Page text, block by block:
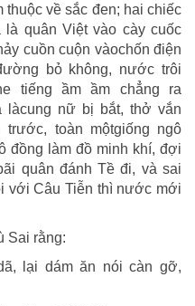
về sắc đen; hai chiếc
quân Việt vào cày cuốc
cuồn cuộn vàochốn điện
bỏ không, nước trôi
tiếng ầm ầm chẳng ra
làcung nữ bị bắt, thở vắn
toàn mộtgiống ngô
đồng làm đồ minh khí, đợi
quân đánh Tề đi, và sai
với Câu Tiễn thì nước mới
Sai rằng:
lại dám ăn nói càn gỡ,